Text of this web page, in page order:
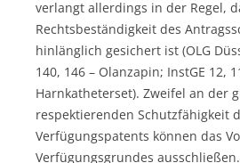
verlangt allerdings in der Regel,
Rechtsbeständigkeit des
hinlänglich gesichert ist (OLG
140, 146 – Olanzapin; InstGE 12,
Harnkatheterset). Zweifel an der
respektierenden Schutzfähigkeit
Verfügungspatents können das
Verfügungsgrundes